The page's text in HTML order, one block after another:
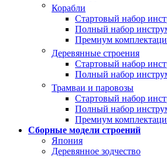
Корабли
Стартовый набор
Полный набор
Премиум
Деревянные строения
Стартовый набор
Полный набор
Трамваи и паровозы
Стартовый набор
Полный набор
Премиум
Сборные модели строений
Япония
Деревянное зодчество